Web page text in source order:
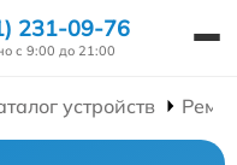
231-09-76
с 9:00 до 21:00
устройств